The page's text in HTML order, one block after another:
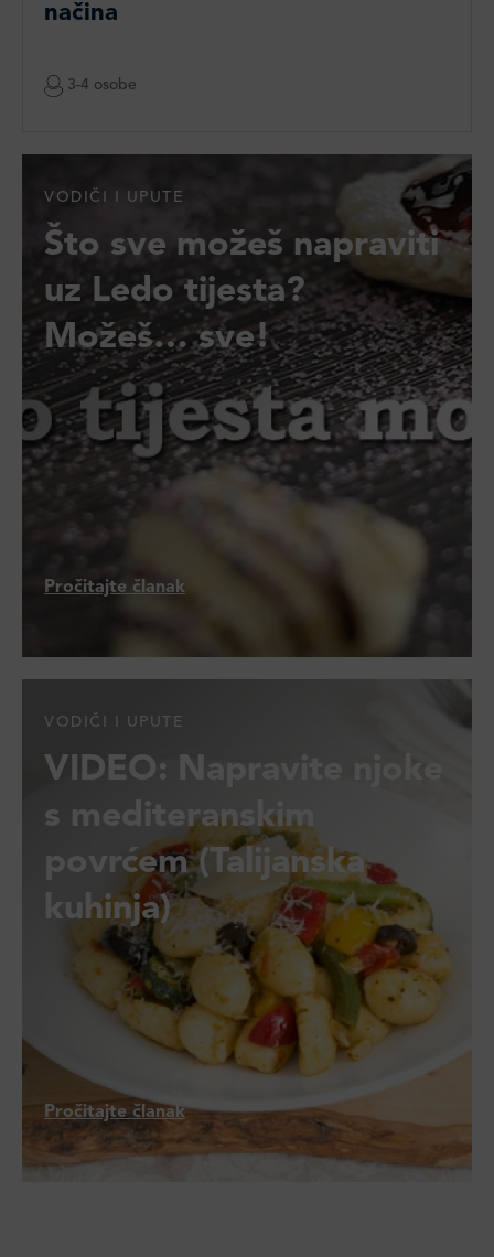
načina
3-4 osobe
VODIČI I UPUTE
Što sve možeš napraviti
uz Ledo tijesta?
Možeš… sve!
Pročitajte članak
VODIČI I UPUTE
VIDEO: Napravite njoke
s mediteranskim
povrćem (Talijanska
kuhinja)
Pročitajte članak